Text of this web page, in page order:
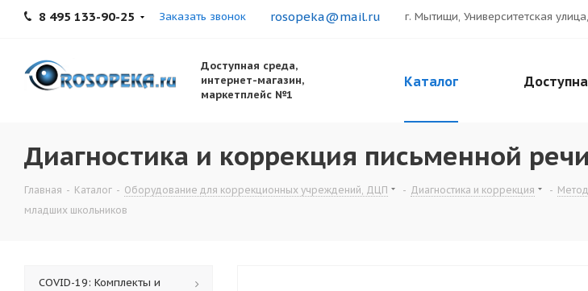
8 495 133-90-25 Заказать звонок rosopeka@mail.ru г. Мытищи, Университетская
Доступная среда,
интернет-магазин,
маркетплейс №1
Каталог
Диагностика и коррекция письменной
Главная - Каталог - Оборудование для коррекционных учреждений, ДЦП - Диагностика и коррекция -
младших школьников
COVID-19: Комплекты и